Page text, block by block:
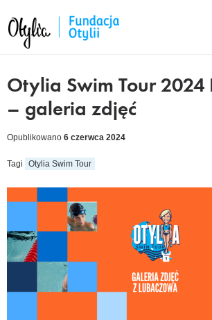
Otylia Swim Tour 2024
– galeria zdjęć
Opublikowano 6 czerwca 2024
Tagi Otylia Swim Tour